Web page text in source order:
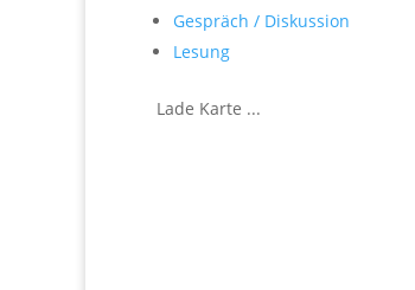
Gespräch / Diskussion
Lesung
Lade Karte ...